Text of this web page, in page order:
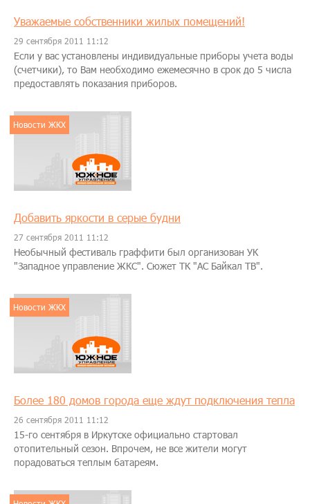
Уважаемые собственники жилых помещений!
29 сентября 2011 11:12
Если у вас установлены индивидуальные приборы учета воды
(счетчики), то Вам необходимо ежемесячно в срок до 5 числа
предоставлять показания приборов.
Новости ЖКХ
Добавить яркости в серые будни
27 сентября 2011 11:12
Необычный фестиваль граффити был организован УК
"Западное управление ЖКС". Сюжет ТК "АС Байкал ТВ".
Новости ЖКХ
Более 180 домов города еще ждут подключения тепла
26 сентября 2011 11:12
15-го сентября в Иркутске официально стартовал
отопительный сезон. Впрочем, не все жители могут
порадоваться теплым батареям.